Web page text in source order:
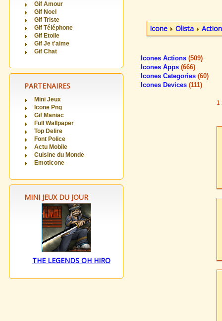
Gif Amour
Gif Noel
Gif Triste
Gif Téléphone
Gif Etoile
Gif Je t'aime
Gif Chat
PARTENAIRES
Mini Jeux
Icone Png
Gif Maniac
Full Wallpaper
Top Delire
Font Police
Actu Mobile
Cuisine du Monde
Emoticone
MINI JEUX DU JOUR
THE LEGENDS OH HIRO
Icone Olista
Icones Actions (509)
Icones Apps (666)
Icones Categories (60)
Icones Devices (111)
1